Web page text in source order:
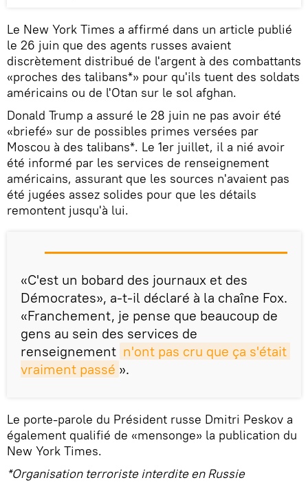
Le New York Times a affirmé dans un article publié
le 26 juin que des agents russes avaient
discrètement distribué de l'argent à des combattants
«proches des talibans*» pour qu'ils tuent des soldats
américains ou de l'Otan sur le sol afghan.
Donald Trump a assuré le 28 juin ne pas avoir été
«briefé» sur de possibles primes versées par
Moscou à des talibans*. Le 1er juillet, il a nié avoir
été informé par les services de renseignement
américains, assurant que les sources n'avaient pas
été jugées assez solides pour que les détails
remontent jusqu'à lui.
«C'est un bobard des journaux et des
Démocrates», a-t-il déclaré à la chaîne Fox.
«Franchement, je pense que beaucoup de
gens au sein des services de
renseignement n'ont pas cru que ça s'était
vraiment passé ».
Le porte-parole du Président russe Dmitri Peskov a
également qualifié de «mensonge» la publication du
New York Times.
*Organisation terroriste interdite en Russie